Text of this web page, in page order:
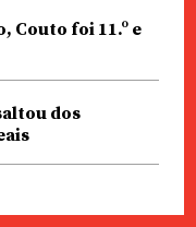
Couto foi 11.º e
dos